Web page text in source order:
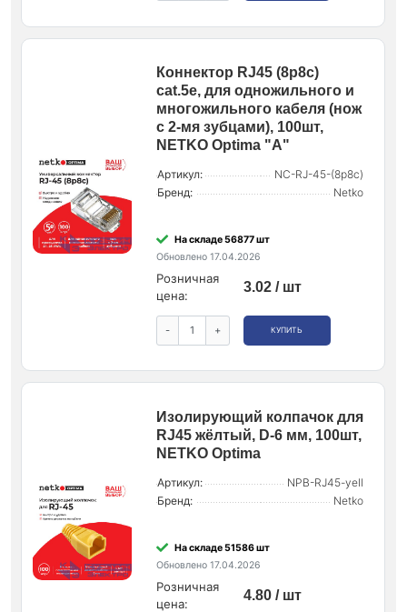
Коннектор RJ45 (8p8c)
cat.5е, для одножильного и
многожильного кабеля (нож
с 2-мя зубцами), 100шт,
NETKO Optima "A"
Артикул:
NC-RJ-45-(8p8c)
Бренд:
Netko
На складе 56877 шт
Обновлено 17.04.2026
Розничная
цена:
3.02 / шт
- + КУПИТЬ
Изолирующий колпачок для
RJ45 жёлтый, D-6 мм, 100шт,
NETKO Optima
Артикул:
NPB-RJ45-yell
Бренд:
Netko
На складе 51586 шт
Обновлено 17.04.2026
Розничная
цена:
4.80 / шт